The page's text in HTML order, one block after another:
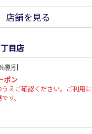
店舗を見る
目店
割引
ポン
えご確認ください。ご利用
す。